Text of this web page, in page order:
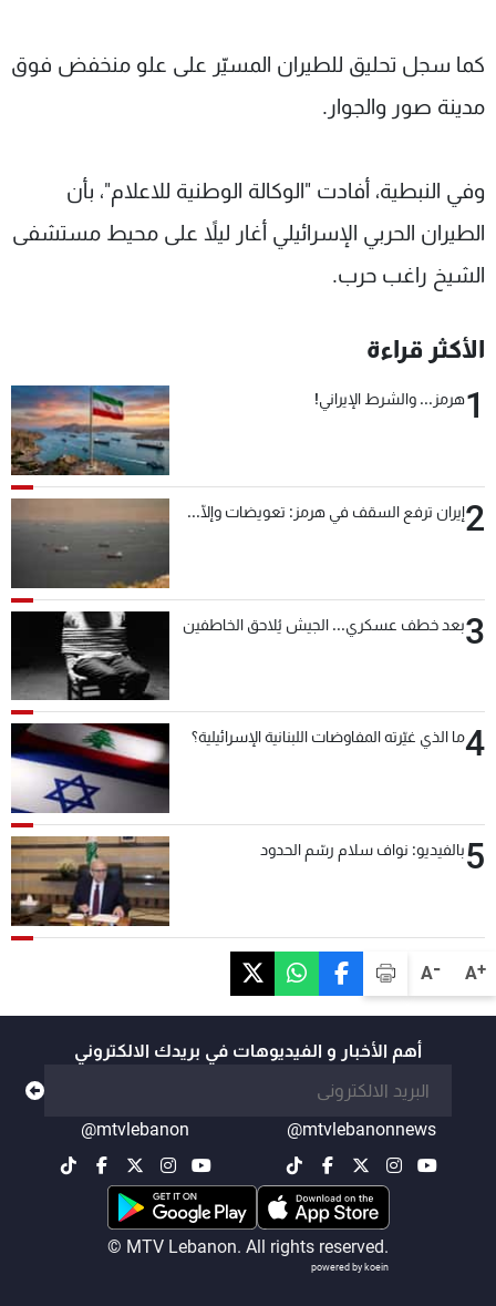
A+
A-
كما سجل تحليق للطيران المسيّر على علو منخفض فوق
مدينة صور والجوار.
وفي النبطية، أفادت "الوكالة الوطنية للاعلام"، بأن
الطيران الحربي الإسرائيلي أغار ليلاً على محيط مستشفى
الشيخ راغب حرب.
الأكثر قراءة
1هرمز... والشرط الإيراني!
2إيران ترفع السقف في هرمز: تعويضات وإلّا...
3بعد خطف عسكري... الجيش يُلاحق الخاطفين
4ما الذي غيّرته المفاوضات اللبنانية الإسرائيلية؟
5بالفيديو: نواف سلام رسّم الحدود
أهم الأخبار و الفيديوهات في بريدك الالكتروني
@mtvlebanonnews
@mtvlebanon
© MTV Lebanon. All rights reserved.
powered by koein